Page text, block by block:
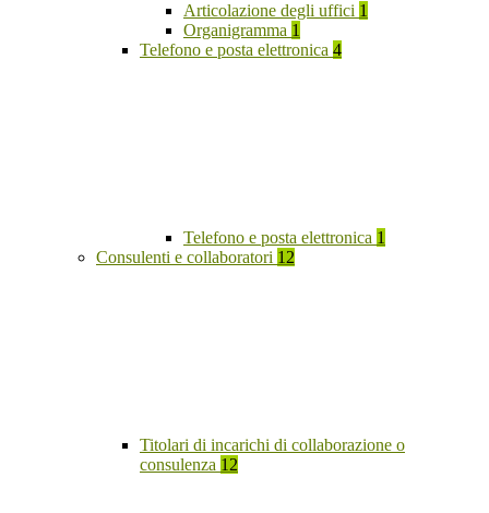
Articolazione degli uffici 1
Organigramma 1
Telefono e posta elettronica 4
Telefono e posta elettronica 1
Consulenti e collaboratori 12
Titolari di incarichi di collaborazione o
consulenza 12